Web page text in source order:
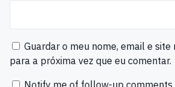
Guardar o meu nome, email e
para a próxima vez que eu comentar.
Notify me of follow-up comments